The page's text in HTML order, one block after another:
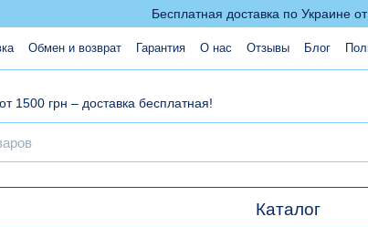
Бесплатная доставка по Украине
Обмен и возврат Гарантия О нас Отзывы Блог
1500 грн – доставка бесплатная!
Каталог